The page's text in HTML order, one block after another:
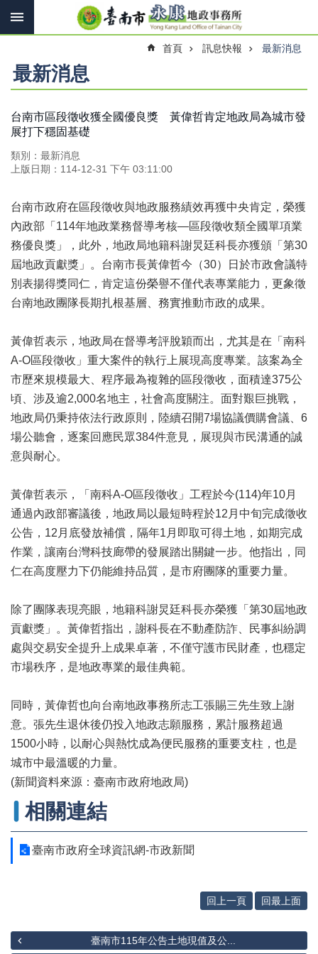
跳到主要內容區塊
搜
搜
尋
訊
息
快
報
機
關
簡
介
線
上
申
與
查
詢
便
民
服
務
民
交
流
下
載
專
區
主
題
專
區
服
務
地
籍
圖
價
登
錄
承
首頁 訊息快報 最新消息
最新消息
台南市區段徵收獲全國優良獎 黃偉哲肯定地政局為城市發
展打下穩固基礎
類別：最新消息
上版日期：114-12-31 下午 03:11:00
台南市政府在區段徵收與地政服務績效再獲中央肯定，榮獲
內政部「114年地政業務督導考核—區段徵收類全國單項業
務優良獎」，此外，地政局地籍科謝炅廷科長亦獲頒「第30
屆地政貢獻獎」。台南市長黃偉哲今（30）日於市政會議特
別表揚得獎同仁，肯定這份榮譽不僅代表專業能力，更象徵
台南地政團隊長期扎根基層、務實推動市政的成果。
黃偉哲表示，地政局在督導考評脫穎而出，尤其是在「南科
A-O區段徵收」重大案件的執行上展現高度專業。該案為全
市歷來規模最大、程序最為複雜的區段徵收，面積達375公
頃、涉及逾2,000名地主，社會高度關注。面對艱巨挑戰，
地政局仍秉持依法行政原則，陸續召開7場協議價購會議、6
場公聽會，逐案回應民眾384件意見，展現與市民溝通的誠
意與耐心。
黃偉哲表示，「南科A-O區段徵收」工程於今(114)年10月
通過內政部審議後，地政局以最短時程於12月中旬完成徵收
公告，12月底發放補償，隔年1月即取可得土地，如期完成
作業，讓南台灣科技廊帶的發展踏出關鍵一步。他指出，同
仁在高度壓力下仍能維持品質，是市府團隊的重要力量。
除了團隊表現亮眼，地籍科謝炅廷科長亦榮獲「第30屆地政
貢獻獎」。黃偉哲指出，謝科長在不動產防詐、民事糾紛調
處與交易安全提升上成果卓著，不僅守護市民財產，也穩定
市場秩序，是地政專業的最佳典範。
同時，黃偉哲也向台南地政事務所志工張賜三先生致上謝
意。張先生退休後仍投入地政志願服務，累計服務超過
1500小時，以耐心與熱忱成為便民服務的重要支柱，也是
城市中最溫暖的力量。
(新聞資料來源：臺南市政府地政局)
相關連結
臺南市政府全球資訊網-市政新聞
回上一頁 回最上面
臺南市115年公告土地現值及公...